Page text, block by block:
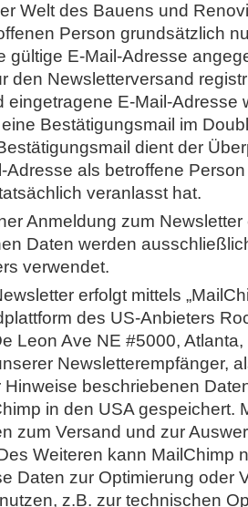
Welt des Bauens und
Person grundsätzlich
gültige E-Mail-Adresse
den Newsletterversand
eingetragene E-Mail-Adresse
Bestätigungsmail im
dient der
Adresse als betroffene
veranlasst hat.
Anmeldung zum
Daten werden
verwendet.
erfolgt mittels
des US-Anbieters
Leon Ave NE #5000,
Newsletterempfänger,
Hinweise beschriebenen
in den USA gespeichert.
zum Versand und zur
Weiteren kann MailChimp
Daten zur Optimierung oder
z.B. zur technischen